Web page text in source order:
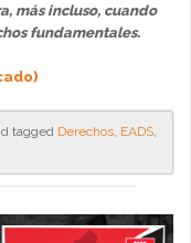
más incluso, cuando
fundamentales.
tagged Derechos, EADS,